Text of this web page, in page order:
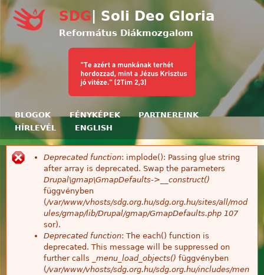
SDG | Soli Deo Gloria
Református Diákmozgalom
BLOGOK FÉNYKÉPEK
PARTNEREINK
HÍRLEVÉL
ENGLISH
Hibaüzenet
Deprecated function: implode(): Passing glue string
after array is deprecated. Swap the parameters
Drupal\gmap\GmapDefaults->__construct()
függvényben
(/var/www/vhosts/sdg.org.hu/sdg.org.hu/sites/all/mod
ules/gmap/lib/Drupal/gmap/GmapDefaults.php 107
sor).
Deprecated function: The each() function is
deprecated. This message will be suppressed on
further calls
_menu_load_objects() függvényben
(/var/www/vhosts/sdg.org.hu/sdg.org.hu/includes/men